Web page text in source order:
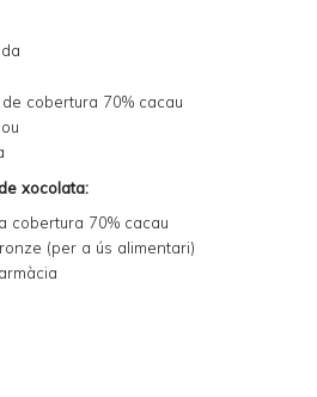
cobertura 70% cacau
xocolata:
cobertura 70% cacau
(per a ús alimentari)